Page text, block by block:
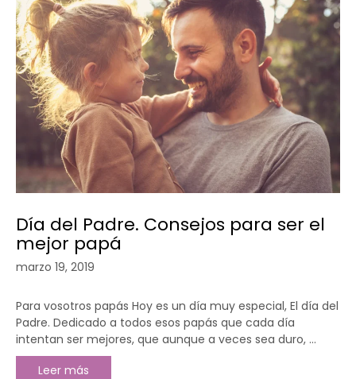
Día del Padre. Consejos para ser el
mejor papá
marzo 19, 2019
Para vosotros papás Hoy es un día muy especial, El día del
Padre. Dedicado a todos esos papás que cada día
intentan ser mejores, que aunque a veces sea duro, …
Leer más